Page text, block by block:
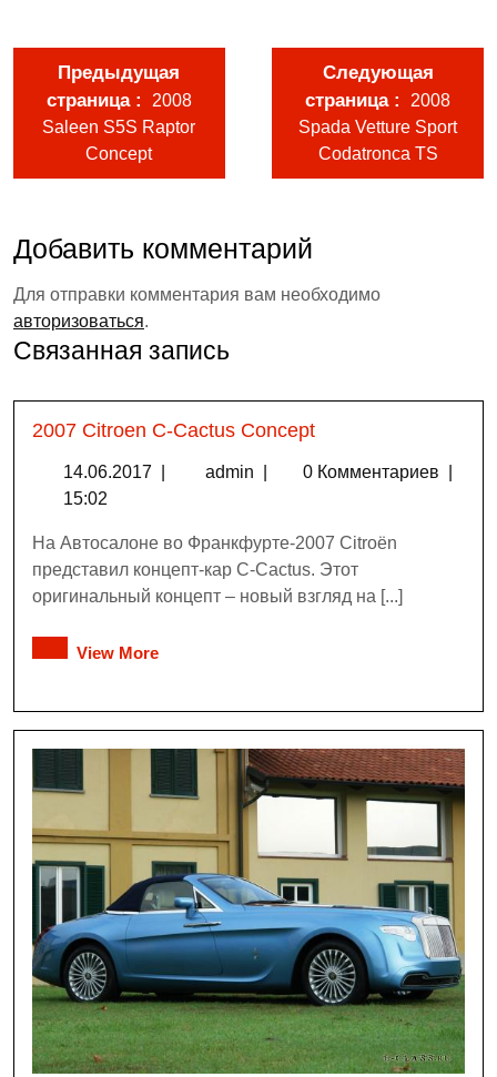
Предыдущая
страница
2008
Saleen S5S Raptor
Concept
Следующая
страница
2008
Spada Vetture Sport
Codatronca TS
Добавить комментарий
Для отправки комментария вам необходимо
авторизоваться.
Связанная запись
2007 Citroen C-Cactus Concept
14.06.2017 admin 0 Комментариев
15:02
На Автосалоне во Франкфурте-2007 Citroёn
представил концепт-кар C-Cactus. Этот
оригинальный концепт – новый взгляд на [...]
View More